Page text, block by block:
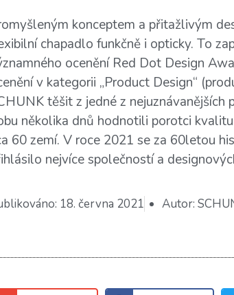
konceptem a přitažlivým
chapadlo funkčně i opticky. To
ocenění Red Dot Design
v kategorii „Product Design“
těšit z jedné z
několika dnů hodnotili porotci
60 zemí. V roce 2021 se za 60letou
nejvíce společností a
18. června 2021 Autor: